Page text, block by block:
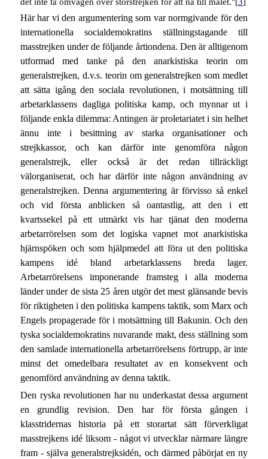
Här har vi den argumentering som var normgivande för den
internationella socialdemokratins ställningstagande till
masstrejken under de följande årtiondena. Den är alltigenom
utformad med tanke på den anarkistiska teorin om
generalstrejken, d.v.s. teorin om generalstrejken som medlet
att sätta igång den sociala revolutionen, i motsättning till
arbetarklassens dagliga politiska kamp, och mynnar ut i
följande enkla dilemma: Antingen är proletariatet i sin helhet
ännu inte i besittning av starka organisationer och
strejkkassor, och kan därför inte genomföra någon
generalstrejk, eller också är det redan tillräckligt
välorganiserat, och har därför inte någon användning av
generalstrejken. Denna argumentering är förvisso så enkel
och vid första anblicken så oantastlig, att den i ett
kvartssekel på ett utmärkt vis har tjänat den moderna
arbetarrörelsen som det logiska vapnet mot anarkistiska
hjärnspöken och som hjälpmedel att föra ut den politiska
kampens idé bland arbetarklassens breda lager.
Arbetarrörelsens imponerande framsteg i alla moderna
länder under de sista 25 åren utgör det mest glänsande bevis
för riktigheten i den politiska kampens taktik, som Marx och
Engels propagerade för i motsättning till Bakunin. Och den
tyska socialdemokratins nuvarande makt, dess ställning som
den samlade internationella arbetarrörelsens förtrupp, är inte
minst det omedelbara resultatet av en konsekvent och
genomförd användning av denna taktik.
Den ryska revolutionen har nu underkastat dessa argument
en grundlig revision. Den har för första gången i
klasstridernas historia på ett storartat sätt förverkligat
masstrejkens idé liksom - något vi utvecklar närmare längre
fram - själva generalstrejksidén, och därmed påbörjat en ny